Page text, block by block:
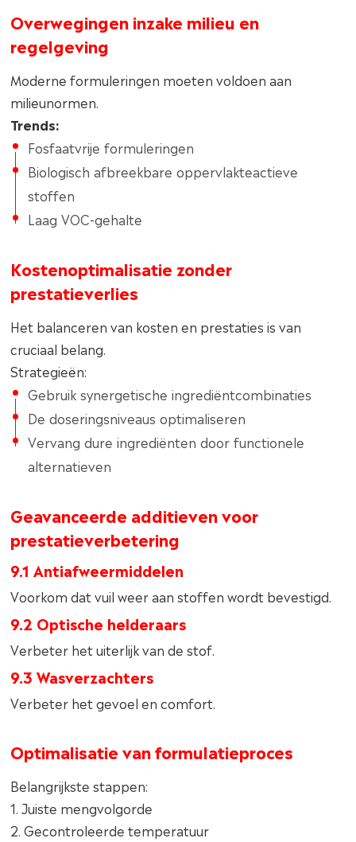
Overwegingen inzake milieu en
regelgeving
Moderne formuleringen moeten voldoen aan
milieunormen.
Trends:
Fosfaatvrije formuleringen
Biologisch afbreekbare oppervlakteactieve
stoffen
Laag VOC-gehalte
Kostenoptimalisatie zonder
prestatieverlies
Het balanceren van kosten en prestaties is van
cruciaal belang.
Strategieën:
Gebruik synergetische ingrediëntcombinaties
De doseringsniveaus optimaliseren
Vervang dure ingrediënten door functionele
alternatieven
Geavanceerde additieven voor
prestatieverbetering
9.1 Antiafweermiddelen
Voorkom dat vuil weer aan stoffen wordt bevestigd.
9.2 Optische helderaars
Verbeter het uiterlijk van de stof.
9.3 Wasverzachters
Verbeter het gevoel en comfort.
Optimalisatie van formulatieproces
Belangrijkste stappen:
1. Juiste mengvolgorde
2. Gecontroleerde temperatuur